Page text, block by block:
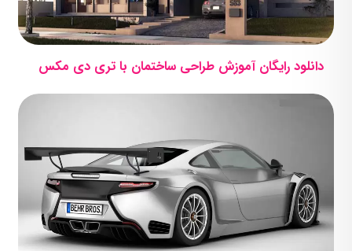
دانلود رایگان آموزش طراحی ساختمان با تری دی مکس